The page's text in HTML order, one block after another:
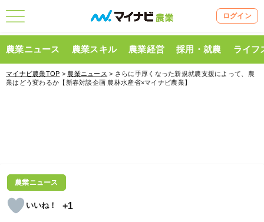
ログイン
農業ニュース 農業スキル 農業経営 採用・就農 ライフ
マイナビ農業TOP > 農業ニュース > さらに手厚くなった新規就農支援によって、農
業はどう変わるか【新春対談企画 農林水産省×マイナビ農業】
農業ニュース
+1